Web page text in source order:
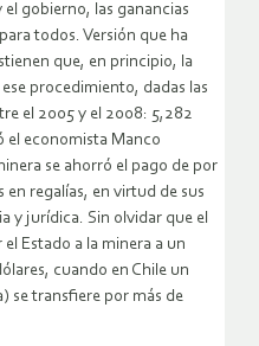
gobierno, las ganancias
todos. Versión que ha
que, en principio, la
procedimiento, dadas las
el 2005 y el 2008: 5,282
el economista Manco
se ahorró el pago de por
en regalías, en virtud de sus
y jurídica. Sin olvidar que el
Estado a la minera a un
cuando en Chile un
se transfiere por más de